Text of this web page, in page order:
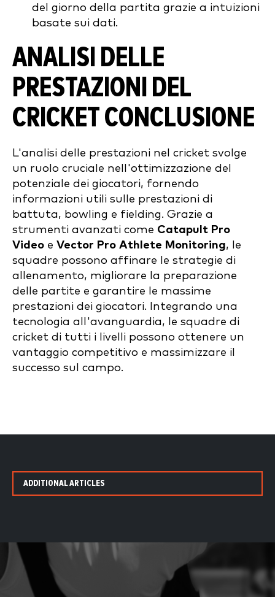
del giorno della partita grazie a intuizioni
basate sui dati.
ANALISI DELLE
PRESTAZIONI DEL
CRICKET CONCLUSIONE
L'analisi delle prestazioni nel cricket svolge
un ruolo cruciale nell'ottimizzazione del
potenziale dei giocatori, fornendo
informazioni utili sulle prestazioni di
battuta, bowling e fielding. Grazie a
strumenti avanzati come Catapult Pro
Video e Vector Pro Athlete Monitoring, le
squadre possono affinare le strategie di
allenamento, migliorare la preparazione
delle partite e garantire le massime
prestazioni dei giocatori. Integrando una
tecnologia all'avanguardia, le squadre di
cricket di tutti i livelli possono ottenere un
vantaggio competitivo e massimizzare il
successo sul campo.
ADDITIONAL ARTICLES